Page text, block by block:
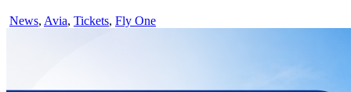
News, Avia, Tickets, Fly One